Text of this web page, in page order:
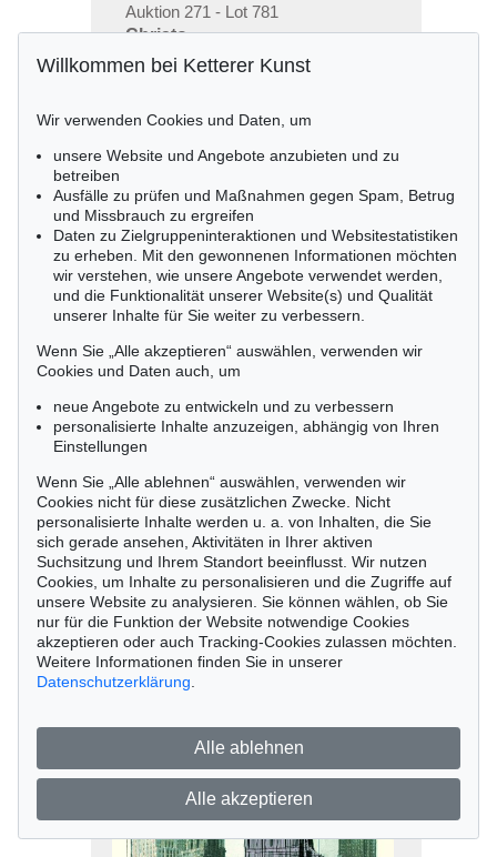
Auktion 271 - Lot 781
Christo
Wrapped Reichstag, 1987
Auktion 438 - Lot 526
Christo
The Ponte Sant Angelo, wrapped/ Project for Rome
,1989
Ergebnis:€ 6.875
Willkommen bei Ketterer Kunst
Wir verwenden Cookies und Daten, um
unsere Website und Angebote anzubieten und zu
betreiben
Ausfälle zu prüfen und Maßnahmen gegen Spam, Betrug
und Missbrauch zu ergreifen
Daten zu Zielgruppeninteraktionen und Websitestatistiken
zu erheben. Mit den gewonnenen Informationen möchten
wir verstehen, wie unsere Angebote verwendet werden,
und die Funktionalität unserer Website(s) und Qualität
unserer Inhalte für Sie weiter zu verbessern.
Wenn Sie „Alle akzeptieren“ auswählen, verwenden wir
Cookies und Daten auch, um
neue Angebote zu entwickeln und zu verbessern
personalisierte Inhalte anzuzeigen, abhängig von Ihren
Einstellungen
Wenn Sie „Alle ablehnen“ auswählen, verwenden wir
Cookies nicht für diese zusätzlichen Zwecke. Nicht
personalisierte Inhalte werden u. a. von Inhalten, die Sie
sich gerade ansehen, Aktivitäten in Ihrer aktiven
Suchsitzung und Ihrem Standort beeinflusst. Wir nutzen
Cookies, um Inhalte zu personalisieren und die Zugriffe auf
unsere Website zu analysieren. Sie können wählen, ob Sie
nur für die Funktion der Website notwendige Cookies
akzeptieren oder auch Tracking-Cookies zulassen möchten.
Weitere Informationen finden Sie in unserer
Datenschutzerklärung
Alle ablehnen
Alle akzeptieren